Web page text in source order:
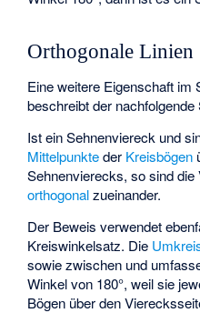
Orthogonale Linien
Eine weitere Eigenschaft im
beschreibt der nachfolgende
Istein Sehnenviereck und
Mittelpunkteder Kreisbögen
Sehnenvierecks, so sind die
orthogonalzueinander.
Der Beweis verwendet
Kreiswinkelsatz. Die
sowiezwischen und
Winkel von 180°, weil sie
Bögen über den